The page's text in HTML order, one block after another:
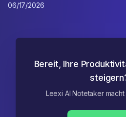
06/17/2026
Bereit, Ihre
Leexi AI Notetaker